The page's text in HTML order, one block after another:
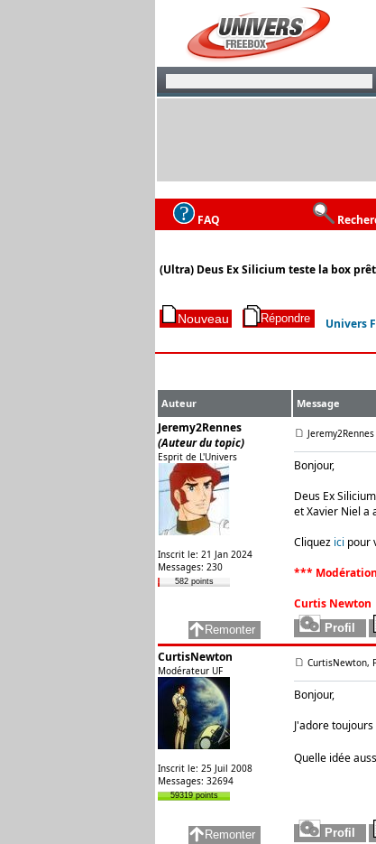
FAQ
(Ultra) Deus Ex Silicium teste la box
Univers
Auteur Message
Jeremy2Rennes
(Auteur du topic)
Esprit de L'Univers
Inscrit le: 21 Jan 2024
Messages: 230
582 points
Jeremy2Rennes
Bonjour,
Deus Ex
et Xavier Niel a
Cliquez ici pour
***
Curtis Newton
CurtisNewton
Modérateur UF
Inscrit le: 25 Juil 2008
Messages: 32694
59319 points
CurtisNewton,
Bonjour,
J'adore
Quelle idée